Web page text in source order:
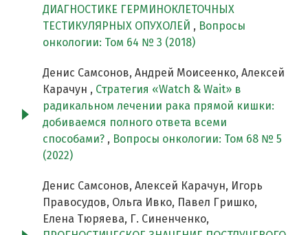
ДИАГНОСТИКЕ ГЕРМИНОКЛЕТОЧНЫХ
ТЕСТИКУЛЯРНЫХ ОПУХОЛЕЙ , Вопросы
онкологии: Том 64 № 3 (2018)
Денис Самсонов, Андрей Моисеенко, Алексей
Карачун , Стратегия «Watch & Wait» в
радикальном лечении рака прямой кишки:
добиваемся полного ответа всеми
способами? , Вопросы онкологии: Том 68 № 5
(2022)
Денис Самсонов, Алексей Карачун, Игорь
Правосудов, Ольга Ивко, Павел Гришко,
Елена Тюряева, Г. Синенченко,